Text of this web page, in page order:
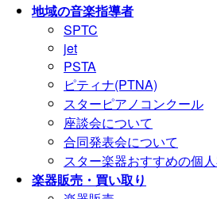
地域の音楽指導者
SPTC
jet
PSTA
ピティナ(PTNA)
スターピアノコンクール
座談会について
合同発表会について
スター楽器おすすめの個
楽器販売・買い取り